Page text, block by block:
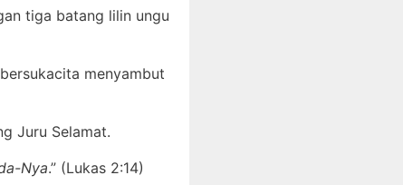
tiga batang lilin ungu
menyambut
Juru Selamat.
Nya.” (Lukas 2:14)